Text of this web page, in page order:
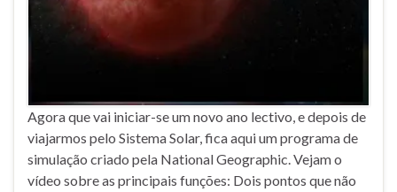
Agora que vai iniciar-se um novo ano lectivo, e depois de
viajarmos pelo Sistema Solar, fica aqui um programa de
simulação criado pela National Geographic. Vejam o
vídeo sobre as principais funções: Dois pontos que não